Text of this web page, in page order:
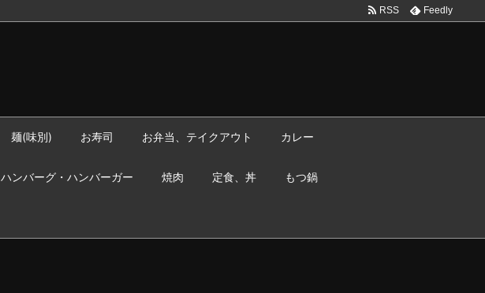
麺(味別) お寿司 お弁当、テイクアウト カレー
ハンバーグ・ハンバーガー 焼肉 定食、丼 もつ鍋
RSS Feedly